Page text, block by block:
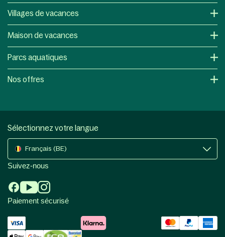
Villages de vacances
Maison de vacances
Parcs aquatiques
Nos offres
Sélectionnez votre langue
Français (BE)
Suivez-nous
Paiement sécurisé